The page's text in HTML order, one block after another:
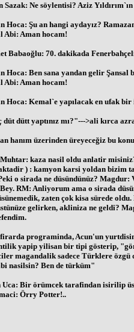
Sazak: Ne söylentisi? Aziz
Hoca: Şu an hangi aydayız?
Abi: Aman hocam!
Babaoğlu: 70. dakikada
Hoca: Ben sana yandan gelir Şansal
Abi: Aman hocam!
Hoca: Kemal`e yapılacak en ufak
düt dütt yaptınız mı?"--->ali kırca
hanım üzerinden üreyeceğiz bu
Muhtar: kaza nasil oldu anlatir
) : kamyon karsi yoldan bizim
o sirada ne düsündünüz? Magdur:
RM: Anliyorum ama o sirada
zaten çok kisa sürede
gelirken, akliniza ne geldi?
programinda, Acun'un
yapip yilisan bir tipi gösterip,
magandalik sadece Türklere
nasilsin? Ben de türküm"
Uca: Bir örümcek tarafindan isirilip
Örry Potter!..